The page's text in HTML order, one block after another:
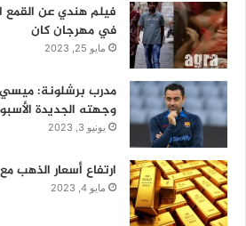
فيلم هندي عن القمع
في مهرجان كان
مايو 25, 2023
مدرب برشلونة:
وجهته الجديدة
يونيو 3, 2023
ارتفاع أسعار الذهب مع
مايو 4, 2023